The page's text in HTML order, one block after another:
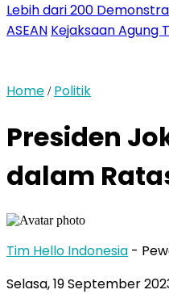
Lebih dari 200
ASEAN Kejaksaan Agung
Home / Politik
Presiden
dalam
Tim Hello Indonesia -
Selasa, 19 September